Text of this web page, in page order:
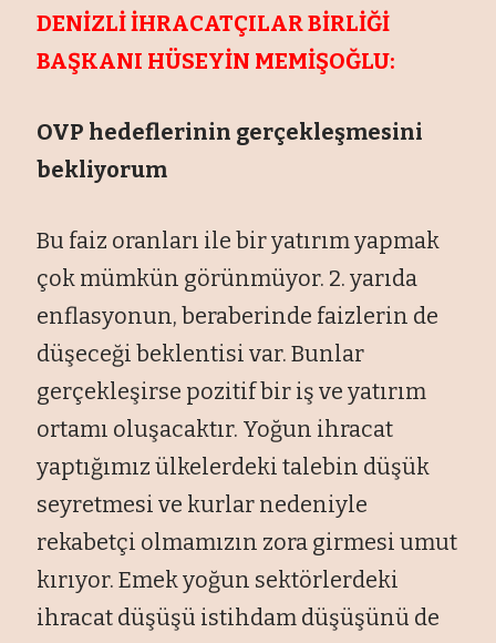
DENİZLİ İHRACATÇILAR BİRLİĞİ
BAŞKANI HÜSEYİN MEMİŞOĞLU:
OVP hedeflerinin gerçekleşmesini
bekliyorum
Bu faiz oranları ile bir yatırım yapmak
çok mümkün görünmüyor. 2. yarıda
enflasyonun, beraberinde faizlerin de
düşeceği beklentisi var. Bunlar
gerçekleşirse pozitif bir iş ve yatırım
ortamı oluşacaktır. Yoğun ihracat
yaptığımız ülkelerdeki talebin düşük
seyretmesi ve kurlar nedeniyle
rekabetçi olmamızın zora girmesi umut
kırıyor. Emek yoğun sektörlerdeki
ihracat düşüşü istihdam düşüşünü de